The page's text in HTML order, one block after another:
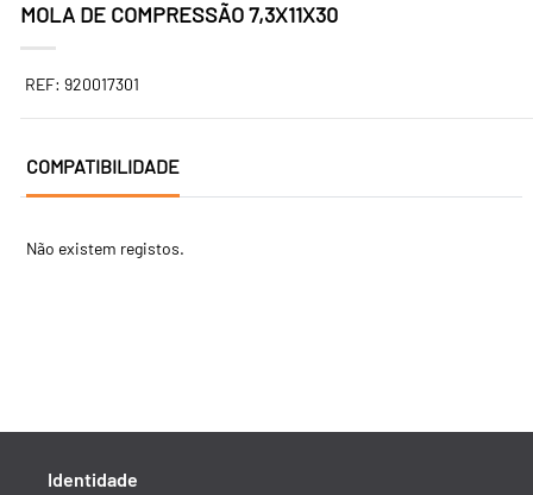
MOLA DE COMPRESSÃO 7,3X11X30
REF: 920017301
COMPATIBILIDADE
Não existem registos.
Identidade